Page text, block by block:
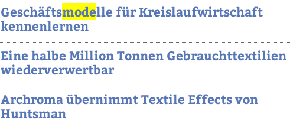
Geschäftsmodelle für Kreislaufwirtschaft
kennenlernen
Eine halbe Million Tonnen Gebrauchttextilien
wiederverwertbar
Archroma übernimmt Textile Effects von
Huntsman